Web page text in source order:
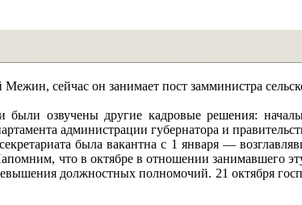
сейчас он занимает пост замминистра
озвучены другие кадровые решения:
администрации губернатора и
была вакантна с 1 января —
что в октябре в отношении занимавшего
должностных полномочий. 21 октября